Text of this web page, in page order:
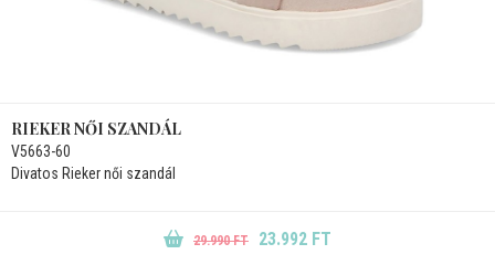
RIEKER NŐI SZANDÁL
V5663-60
Divatos Rieker női szandál
29.990 FT 23.992 FT